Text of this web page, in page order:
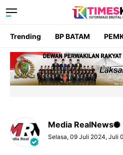
Trending BP BATAM
Media RealNews
Selasa, 09 Juli 2024, Juli